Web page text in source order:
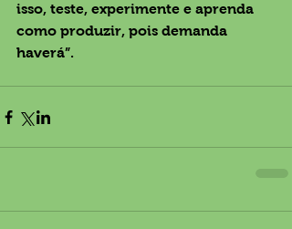
isso, teste, experimente e aprenda
como produzir, pois demanda
haverá”.